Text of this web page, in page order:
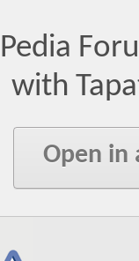
with
Open in